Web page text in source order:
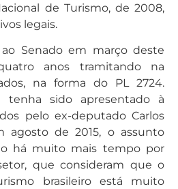
de Turismo, de 2008,
legais.
Senado em março deste
anos tramitando na
na forma do PL 2724.
tenha sido apresentado à
pelo ex-deputado Carlos
agosto de 2015, o assunto
há muito mais tempo por
que consideram que o
brasileiro está muito